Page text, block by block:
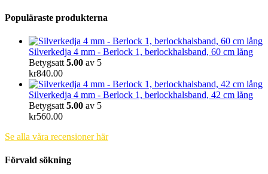
Populäraste produkterna
Silverkedja 4 mm - Berlock 1, berlockhalsband, 60 cm lång
Betygsatt 5.00 av 5
kr840.00
Silverkedja 4 mm - Berlock 1, berlockhalsband, 42 cm lång
Betygsatt 5.00 av 5
kr560.00
Se alla våra recensioner här
Förvald sökning